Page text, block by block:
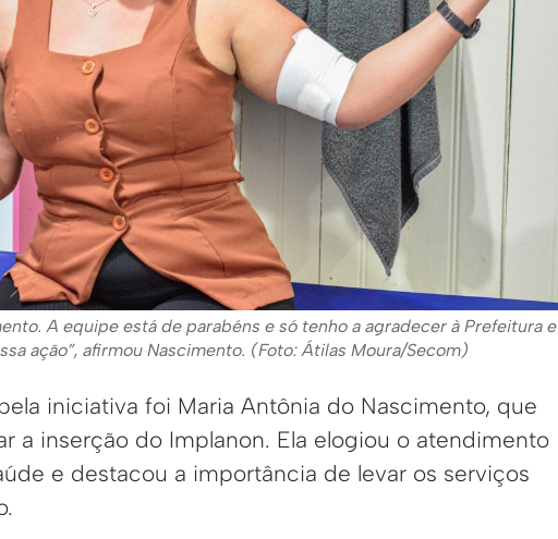
A equipe está de parabéns e só tenho a agradecer à Prefeitura e
ação”, afirmou Nascimento. (Foto: Átilas Moura/Secom)
iniciativa foi Maria Antônia do Nascimento, que
a inserção do Implanon. Ela elogiou o atendimento
e destacou a importância de levar os serviços